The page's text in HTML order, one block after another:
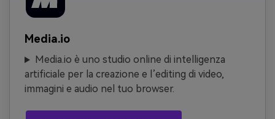
Media.io
Media.io è uno studio online di intelligenza
artificiale per la creazione e l’editing di video,
immagini e audio nel tuo browser.